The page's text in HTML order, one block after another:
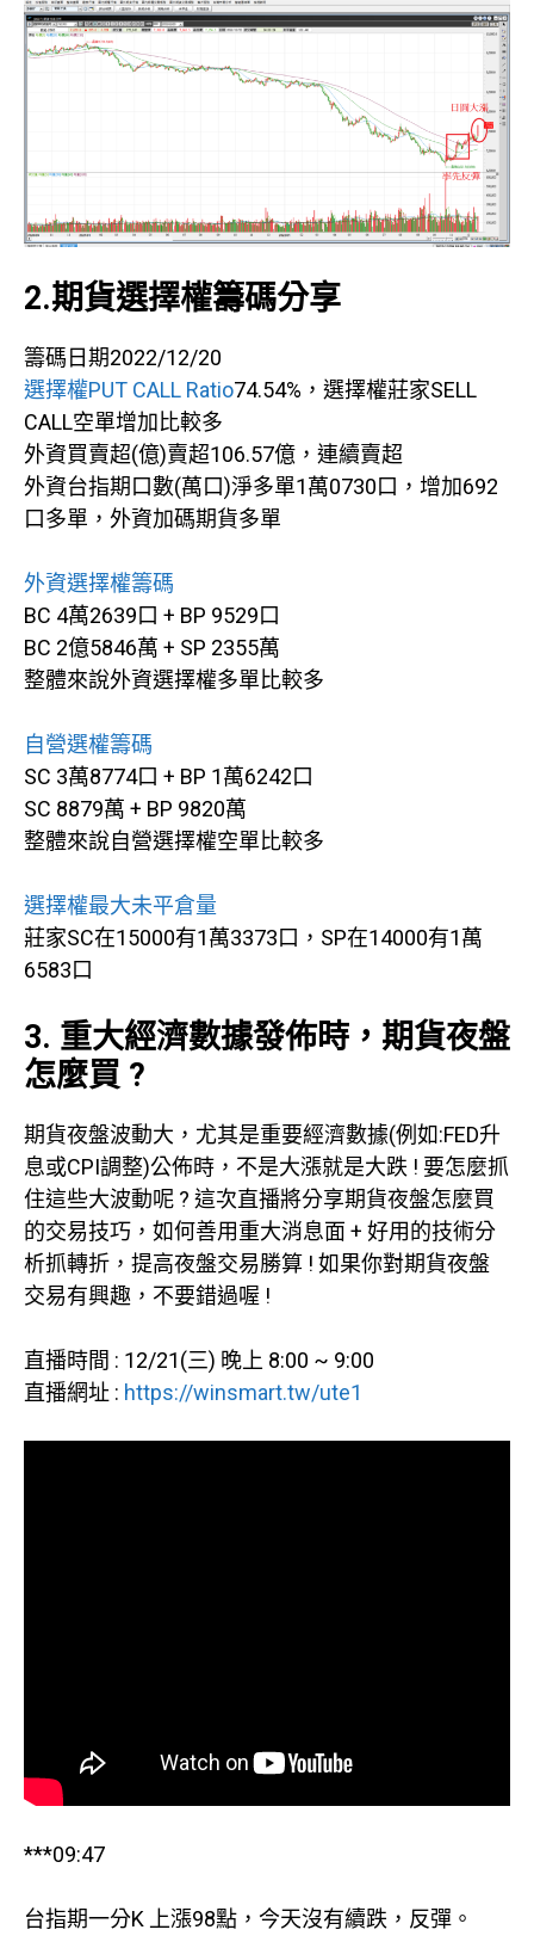
2.期貨選擇權籌碼分享
籌碼日期2022/12/20
選擇權PUT CALL Ratio74.54%，選擇權莊家SELL
CALL空單增加比較多
外資買賣超(億)賣超106.57億，連續賣超
外資台指期口數(萬口)淨多單1萬0730口，增加692
口多單，外資加碼期貨多單
外資選擇權籌碼
BC 4萬2639口 + BP 9529口
BC 2億5846萬 + SP 2355萬
整體來說外資選擇權多單比較多
自營選權籌碼
SC 3萬8774口 + BP 1萬6242口
SC 8879萬 + BP 9820萬
整體來說自營選擇權空單比較多
選擇權最大未平倉量
莊家SC在15000有1萬3373口，SP在14000有1萬
6583口
3. 重大經濟數據發佈時，期貨夜盤
怎麼買 ?
期貨夜盤波動大，尤其是重要經濟數據(例如:FED升
息或CPI調整)公佈時，不是大漲就是大跌 ! 要怎麼抓
住這些大波動呢 ? 這次直播將分享期貨夜盤怎麼買
的交易技巧，如何善用重大消息面 + 好用的技術分
析抓轉折，提高夜盤交易勝算 ! 如果你對期貨夜盤
交易有興趣，不要錯過喔 !
直播時間 : 12/21(三) 晚上 8:00 ~ 9:00
直播網址 : https://winsmart.tw/ute1
***09:47
台指期一分K 上漲98點，今天沒有續跌，反彈。